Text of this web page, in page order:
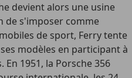
devient alors une usine
de s'imposer comme
de sport, Ferry tente
modèles en participant à
1951, la Porsche 356